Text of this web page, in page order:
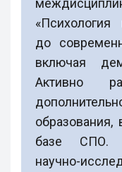
«Психология
до
включая
Активно
базе СПО.
научно-